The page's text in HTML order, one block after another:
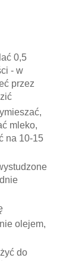
0,5
- w
przez
mleko,
na 10-15
olejem,
do